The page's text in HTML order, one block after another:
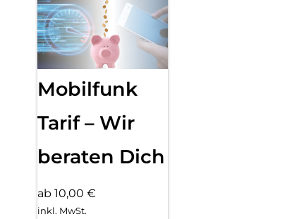
Mobilfunk
Tarif – Wir
beraten Dich
ab 10,00 €
inkl. MwSt.